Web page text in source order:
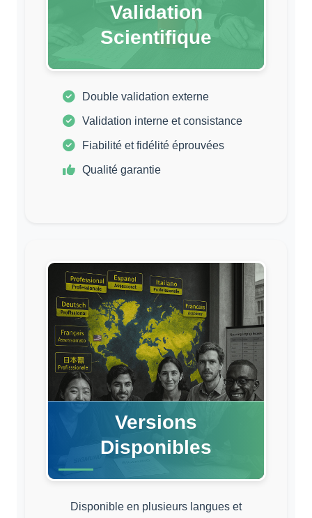
Validation
Scientifique
Double validation externe
Validation interne et consistance
Fiabilité et fidélité éprouvées
Qualité garantie
Versions
Disponibles
Disponible en plusieurs langues et